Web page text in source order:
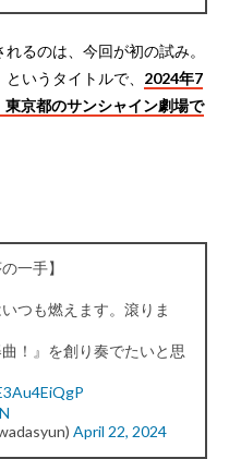
るのは、今回が初の試み。
というタイトルで、 2024年7
京都のサンシャイン劇場で
一手】
つも燃えます。滾りま
！』を創り奏でたいと思
April 22, 2024